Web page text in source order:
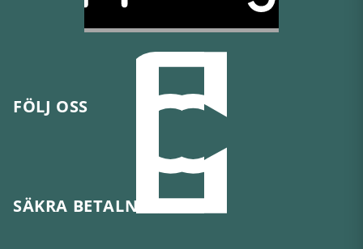
FÖLJ OSS
SÄKRA BETALNINGAR